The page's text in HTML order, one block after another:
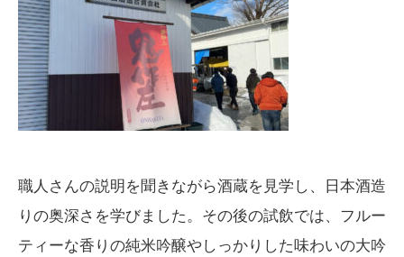
職人さんの説明を聞きながら酒蔵を見学し、日本酒造
りの奥深さを学びました。その後の試飲では、フルー
ティーな香りの純米吟醸やしっかりした味わいの大吟